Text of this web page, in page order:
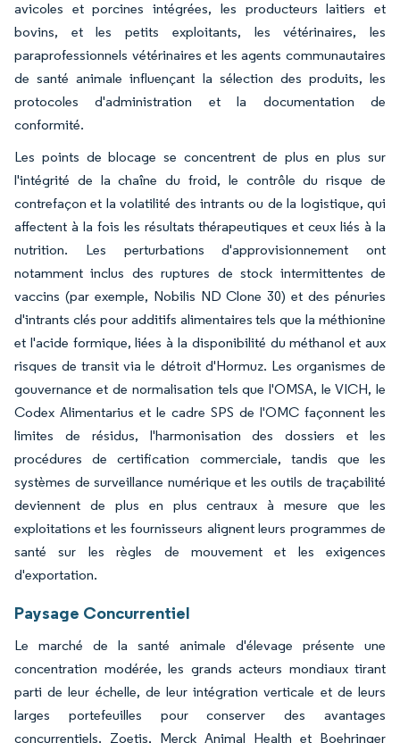
avicoles et porcines intégrées, les producteurs laitiers et
bovins, et les petits exploitants, les vétérinaires, les
paraprofessionnels vétérinaires et les agents communautaires
de santé animale influençant la sélection des produits, les
protocoles d'administration et la documentation de
conformité.
Les points de blocage se concentrent de plus en plus sur
l'intégrité de la chaîne du froid, le contrôle du risque de
contrefaçon et la volatilité des intrants ou de la logistique, qui
affectent à la fois les résultats thérapeutiques et ceux liés à la
nutrition. Les perturbations d'approvisionnement ont
notamment inclus des ruptures de stock intermittentes de
vaccins (par exemple, Nobilis ND Clone 30) et des pénuries
d'intrants clés pour additifs alimentaires tels que la méthionine
et l'acide formique, liées à la disponibilité du méthanol et aux
risques de transit via le détroit d'Hormuz. Les organismes de
gouvernance et de normalisation tels que l'OMSA, le VICH, le
Codex Alimentarius et le cadre SPS de l'OMC façonnent les
limites de résidus, l'harmonisation des dossiers et les
procédures de certification commerciale, tandis que les
systèmes de surveillance numérique et les outils de traçabilité
deviennent de plus en plus centraux à mesure que les
exploitations et les fournisseurs alignent leurs programmes de
santé sur les règles de mouvement et les exigences
d'exportation.
Paysage Concurrentiel
Le marché de la santé animale d'élevage présente une
concentration modérée, les grands acteurs mondiaux tirant
parti de leur échelle, de leur intégration verticale et de leurs
larges portefeuilles pour conserver des avantages
concurrentiels. Zoetis, Merck Animal Health et Boehringer